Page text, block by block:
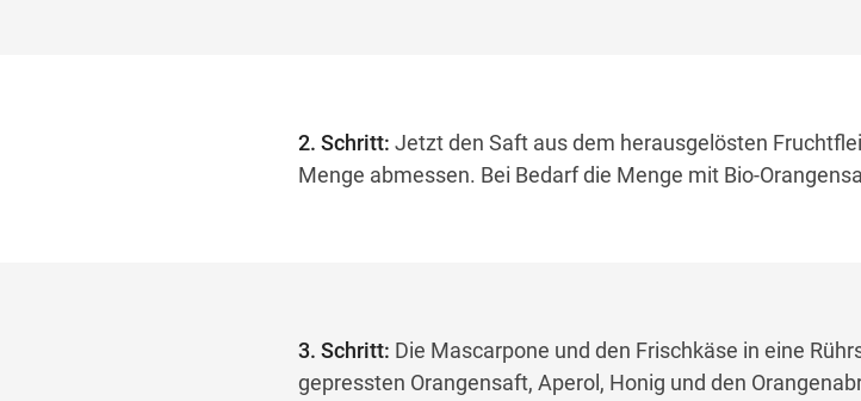
2. Schritt: Jetzt den Saft aus dem herausgelösten
Menge abmessen. Bei Bedarf die Menge mit Bio-
3. Schritt: Die Mascarpone und den Frischkäse in eine
gepressten Orangensaft, Aperol, Honig und den